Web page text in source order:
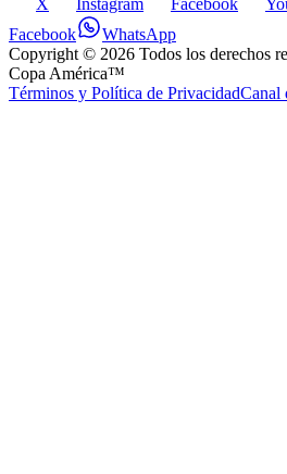
Facebook
WhatsApp
Copyright © 2026 Todos los derechos
Copa América™
Términos y Política de PrivacidadCanal